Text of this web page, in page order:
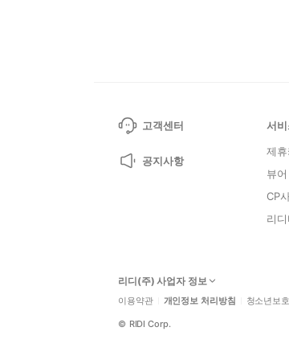
고객센터
공지사항
서
제휴
뷰
CP
리
리디(주) 사업자 정보
이용약관 개인정보 처리방침 청소년보
© RIDI Corp.